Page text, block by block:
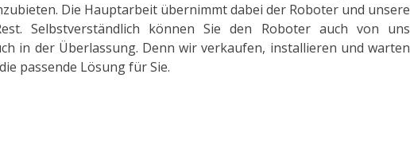
Die Hauptarbeit übernimmt dabei der Roboter und unsere
Selbstverständlich können Sie den Roboter auch von uns
in der Überlassung. Denn wir verkaufen, installieren und warten
passende Lösung für Sie.